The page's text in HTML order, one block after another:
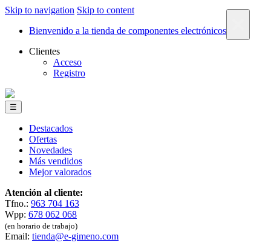
Skip to navigation Skip to content
Bienvenido a la tienda de componentes electrónicos
Clientes
Acceso
Registro
☰
Destacados
Ofertas
Novedades
Más vendidos
Mejor valorados
Atención al cliente:
Tfno.: 963 704 163
Wpp: 678 062 068
(en horario de trabajo)
Email: tienda@e-gimeno.com